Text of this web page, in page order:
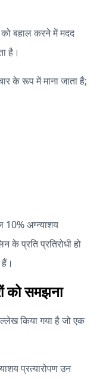
को बहाल करने में मदद
है।
के रूप में माना जाता है;
10% अग्न्याशय
के प्रति प्रतिरोधी हो
को समझना
किया गया है जो एक
प्रत्यारोपण उन